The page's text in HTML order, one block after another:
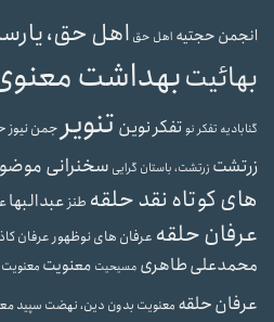
انجمن حجتیه اهل حق اهل حق،
بهائیتبهداشت
گنابادیه تفکر نوتفکر نوین تنویرجمن نیوز
زرتشت زرتشت، باستان گرایی سخنرانی
های کوتاه نقد حلقه طنزعبدالبها
عرفان حلقه عرفان های نوظهورعرفان
محمدعلی طاهری مسیحیت معنویت
عرفان حلقه معنویت بدون دین، نهضت سپید